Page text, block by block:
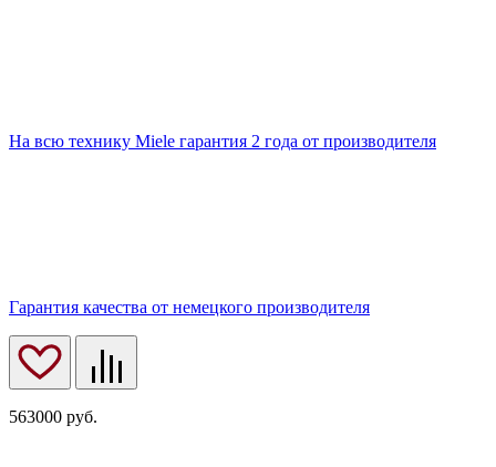
На всю технику Miele гарантия 2 года от производителя
Гарантия качества от немецкого производителя
563000 руб.